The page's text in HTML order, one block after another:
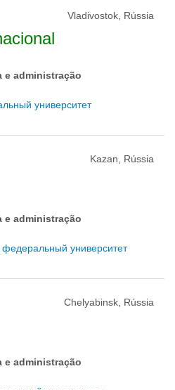
Vladivostok, Rússia
e administração
университет
Kazan, Rússia
e administração
университет
Chelyabinsk, Rússia
e administração